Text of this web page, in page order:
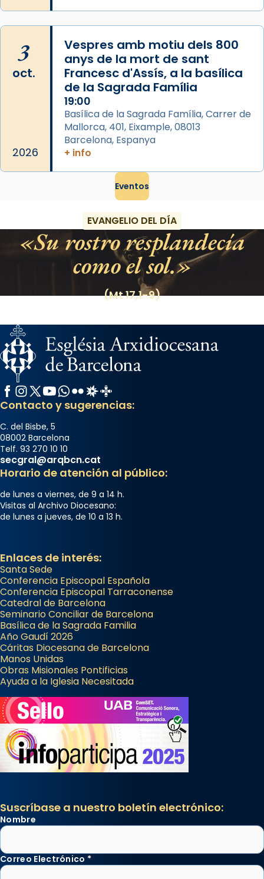
3
oct.
2026
Vespres amb motiu dels 800
anys de la mort de sant
Francesc d'Assís, a la basílica
de la Sagrada Família
19:00
Basílica de la Sagrada Família, Carrer de
Mallorca, 401, Eixample, 08013
Barcelona, Espanya
+ info
Eventos
EVANGELIO DEL DÍA
Su rostro resplandecía
como el sol.
(Mt 17,1-9)
Facebook
Instagram
X / Twitter
YouTube
WhatsApp
FlickrRadio Estel
Catalunya Cristiana
Contacto y sugerencias:
C. del Bisbe, 5
08002 Barcelona
Telf. 93 270 10 10
secgral@arqbcn.cat
Horario de atención al público:
de lunes a viernes, de 9 a 14 h.
Visitas al Archivo Diocesano:
de lunes a jueves, de 10 a 13 h.
Enlaces de interés:
Santa Sede
Conferencia Episcopal Española
Conferencia Episcopal Tarraconense
Catedral de Barcelona
Seminario Conciliar de Barcelona
Basílica de la Sagrada Familia
Año Gaudí 2026
Cáritas Diocesana de Barcelona
Manos Unidas
Obras Misionales Pontificias
Ayuda a la Iglesia Necesitada
Suscríbase a nuestro boletín electrónico:
Nombre
Correo Electrónico *